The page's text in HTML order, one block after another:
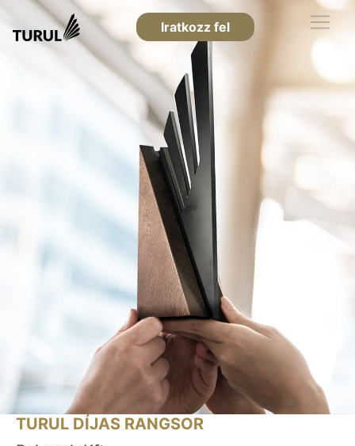
Iratkozz fel
TURUL DÍJAS RANGSOR